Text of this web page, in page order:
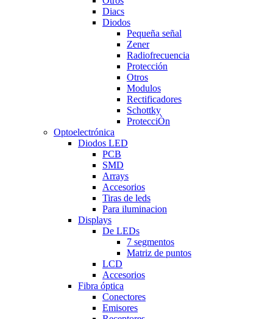
Diacs
Diodos
Pequeña señal
Zener
Radiofrecuencia
Protección
Otros
Modulos
Rectificadores
Schottky
ProtecciÒn
Optoelectrónica
Diodos LED
PCB
SMD
Arrays
Accesorios
Tiras de leds
Para iluminacion
Displays
De LEDs
7 segmentos
Matriz de puntos
LCD
Accesorios
Fibra óptica
Conectores
Emisores